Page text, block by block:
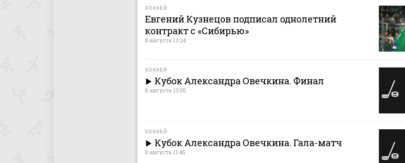
ХОККЕЙ
Евгений Кузнецов подписал однолетний
контракт с «Сибирью»
8 августа 13:24
ХОККЕЙ
Кубок Александра Овечкина. Финал
8 августа 13:05
ХОККЕЙ
Кубок Александра Овечкина. Гала-матч
8 августа 11:45